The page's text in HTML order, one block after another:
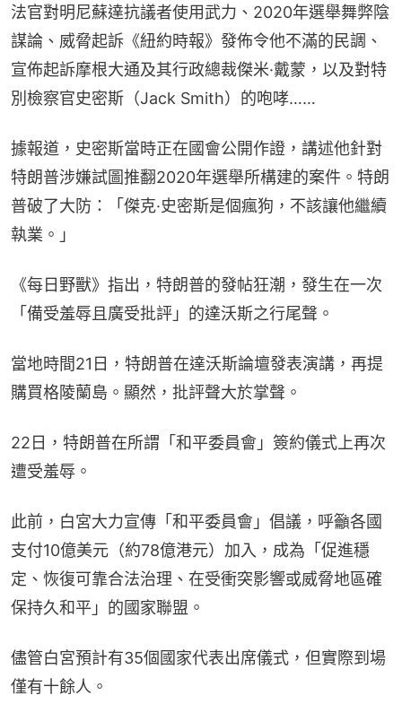
法官對明尼蘇達抗議者使用武力、2020年選舉舞弊陰
謀論、威脅起訴《紐約時報》發佈令他不滿的民調、
宣佈起訴摩根大通及其行政總裁傑米·戴蒙，以及對特
別檢察官史密斯（Jack Smith）的咆哮……
據報道，史密斯當時正在國會公開作證，講述他針對
特朗普涉嫌試圖推翻2020年選舉所構建的案件。特朗
普破了大防：「傑克·史密斯是個瘋狗，不該讓他繼續
執業。」
《每日野獸》指出，特朗普的發帖狂潮，發生在一次
「備受羞辱且廣受批評」的達沃斯之行尾聲。
當地時間21日，特朗普在達沃斯論壇發表演講，再提
購買格陵蘭島。顯然，批評聲大於掌聲。
22日，特朗普在所謂「和平委員會」簽約儀式上再次
遭受羞辱。
此前，白宮大力宣傳「和平委員會」倡議，呼籲各國
支付10億美元（約78億港元）加入，成為「促進穩
定、恢復可靠合法治理、在受衝突影響或威脅地區確
保持久和平」的國家聯盟。
儘管白宮預計有35個國家代表出席儀式，但實際到場
僅有十餘人。